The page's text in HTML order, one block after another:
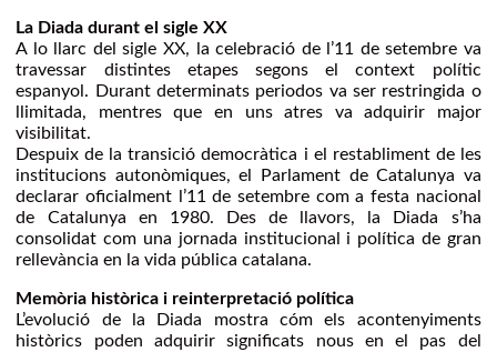
La Diada durant el sigle XX
A lo llarc del sigle XX, la celebració de l’11 de setembre va
travessar distintes etapes segons el context polític
espanyol. Durant determinats periodos va ser restringida o
llimitada, mentres que en uns atres va adquirir major
visibilitat.
Despuix de la transició democràtica i el restabliment de les
institucions autonòmiques, el Parlament de Catalunya va
declarar oficialment l’11 de setembre com a festa nacional
de Catalunya en 1980. Des de llavors, la Diada s’ha
consolidat com una jornada institucional i política de gran
rellevància en la vida pública catalana.
Memòria històrica i reinterpretació política
L’evolució de la Diada mostra cóm els acontenyiments
històrics poden adquirir significats nous en el pas del